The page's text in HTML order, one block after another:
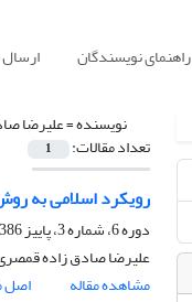
راهنمای نویسندگان ارسال
نویسنده =علیرضا
تعداد مقالات: 1
رویکرد اسلامی به
دوره 6، شماره 3، پاییز 1386، صفحه
علیرضا صادق زاده
مشاهده مقاله
اصل